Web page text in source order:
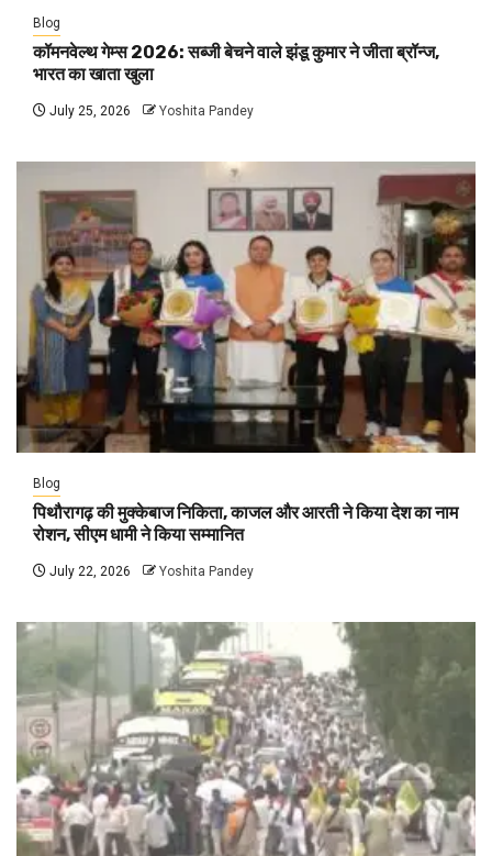
Blog
कॉमनवेल्थ गेम्स 2026: सब्जी बेचने वाले झंडू कुमार ने जीता ब्रॉन्ज,
भारत का खाता खुला
July 25, 2026 Yoshita Pandey
Blog
पिथौरागढ़ की मुक्केबाज निकिता, काजल और आरती ने किया देश का नाम
रोशन, सीएम धामी ने किया सम्मानित
July 22, 2026 Yoshita Pandey